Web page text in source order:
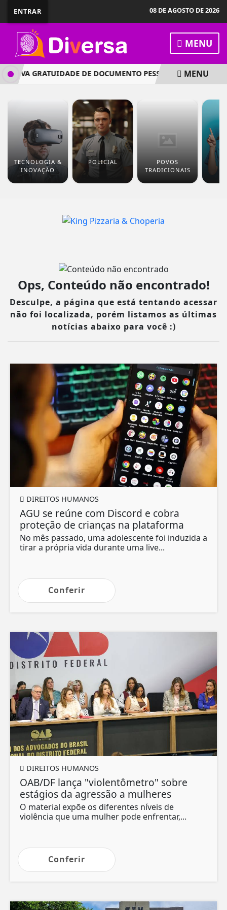
ENTRAR 08 DE AGOSTO DE 2026
MENU
GRATUIDADE DE DOCUMENTO PESSOAL PARA PESSOA
MENU
TECNOLOGIA &
INOVAÇÃO
POLICIAL
POVOS
TRADICIONAIS
Ops, Conteúdo não encontrado!
Desculpe, a página que está tentando acessar
não foi localizada, porém listamos as últimas
notícias abaixo para você :)
DIREITOS HUMANOS
AGU se reúne com Discord e cobra
proteção de crianças na plataforma
No mês passado, uma adolescente foi induzida a
tirar a própria vida durante uma live...
Conferir
DIREITOS HUMANOS
OAB/DF lança "violentômetro" sobre
estágios da agressão a mulheres
O material expõe os diferentes níveis de
violência que uma mulher pode enfrentar,...
Conferir